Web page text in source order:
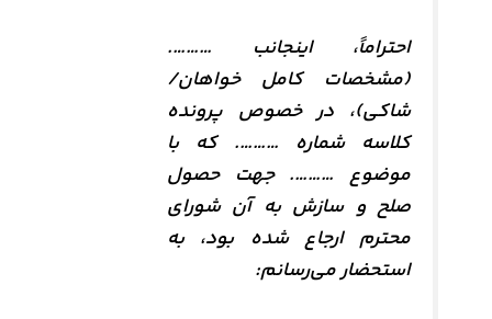
احتراماً، اینجانب ……….
(مشخصات کامل خواهان/
شاکی)، در خصوص پرونده
کلاسه شماره ………. که با
موضوع ………. جهت حصول
صلح و سازش به آن شورای
محترم ارجاع شده بود، به
استحضار می‌رسانم: